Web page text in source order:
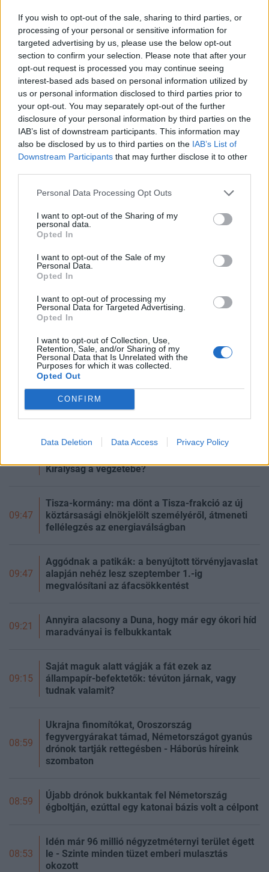
If you wish to opt-out of the sale, sharing to third parties, or
processing of your personal or sensitive information for
targeted advertising by us, please use the below opt-out
section to confirm your selection. Please note that after your
opt-out request is processed you may continue seeing
interest-based ads based on personal information utilized by
us or personal information disclosed to third parties prior to
your opt-out. You may separately opt-out of the further
disclosure of your personal information by third parties on the
IAB’s list of downstream participants. This information may
also be disclosed by us to third parties on the IAB’s List of
Downstream Participants that may further disclose it to other
Personal Data Processing Opt Outs
I want to opt-out of the Sharing of my
personal data.
Opted In
I want to opt-out of the Sale of my
Personal Data.
Opted In
I want to opt-out of processing my
Personal Data for Targeted Advertising.
Opted In
I want to opt-out of Collection, Use,
Retention, Sale, and/or Sharing of my
Personal Data that Is Unrelated with the
Purposes for which it was collected.
Opted Out
CONFIRM
Data Deletion Data Access Privacy Policy
08:49
Richter topik
08:41
*Shortosok klubja*
07:58
Financial Forecasts
07:46
Ezüst
05:04
Opus real.
Trump 2.0
21:59
Akkocska
20:42
Akko fórum
20:03
EURHUF és minden más
PANNERGY - moderalt
USA - Irán háború
Appeninn topik
Köztársasági elnök kerestetik
Appeninn real
VERTIKAL Group Nyrt.
FRISS HÍREK
Egyre több jel mutat azonos irányba: az Egyesült
Államok fegyvertesztje okozhatta a saját
gépének elvesztését
Mohács 500: Középhatalmi státuszból
Királyság a végzetébe?
09:47
Tisza-kormány: ma dönt a Tisza-frakció az új
köztársasági elnökjelölt személyéről, átmeneti
fellélegzés az energiaválságban
09:47
Aggódnak a patikák: a benyújtott törvényjavaslat
alapján nehéz lesz szeptember 1.-ig
megvalósítani az áfacsökkentést
09:21
Annyira alacsony a Duna, hogy már egy ókori híd
maradványai is felbukkantak
09:15
Saját maguk alatt vágják a fát ezek az
állampapír-befektetők: tévúton járnak, vagy
tudnak valamit?
08:59
Ukrajna finomítókat, Oroszország
fegyvergyárakat támad, Németországot gyanús
drónok tartják rettegésben - Háborús híreink
szombaton
08:59
Újabb drónok bukkantak fel Németország
égboltján, ezúttal egy katonai bázis volt a célpont
08:53
Idén már 96 millió négyzetméternyi terület égett
le - Szinte minden tüzet emberi mulasztás
okozott